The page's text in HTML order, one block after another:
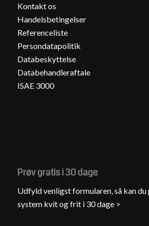
Kontakt os
Handelsbetingelser
Referenceliste
Persondatapolitik
Databeskyttelse
Databehandleraftale
ISAE 3000
Prøv gratis i 30 dage
Udfyld venligst formularen, så kan du
system kvit og frit i 30 dage >